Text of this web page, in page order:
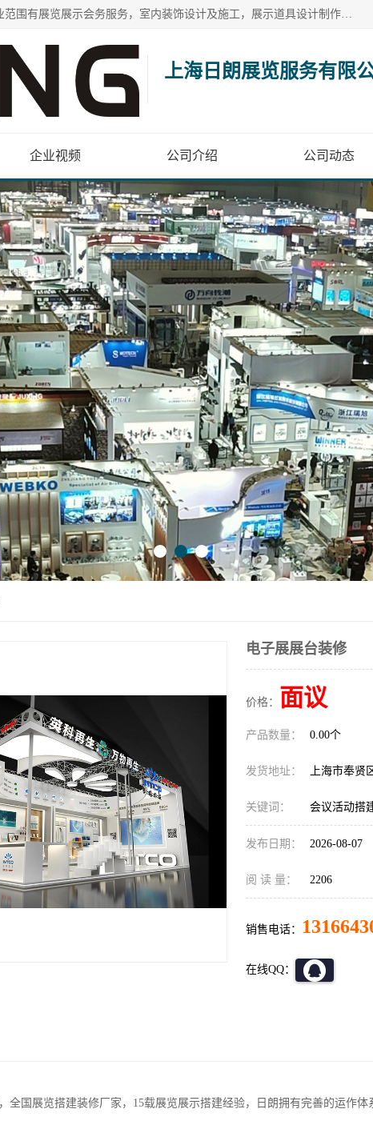
上海日朗展览服务有限公司位于上海市青浦区白鹤镇，营业范围有展览展示会务服务，室内装饰设计及施工，展示道具设计制作，舞台设计，图文设计，灯箱制作，园林绿化工程，广告装潢材料，建筑材料，办公用品，工艺礼品日用百货销售。
上海日朗展览服务有限
企业视频 公司介绍 公司动态
电子展展台装修
价格： 面议
产品数量： 0.00个
发货地址： 上海市奉贤
关键词： 会议活动搭
发布日期： 2026-08-07
阅 读 量： 2206
销售电话：
在线QQ：
全国展览搭建装修厂家，15载展览展示搭建经验，日朗拥有完善的运作